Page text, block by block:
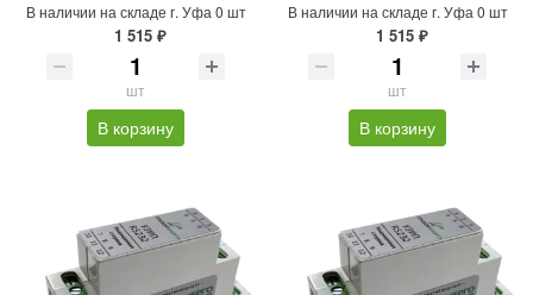
В наличии на складе г. Уфа 0 шт
1 515 ₽
шт
В корзину
В наличии на складе г. Уфа 0 шт
1 515 ₽
шт
В корзину